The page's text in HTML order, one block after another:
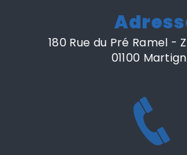
180 Rue du Pré Ramel -
01100